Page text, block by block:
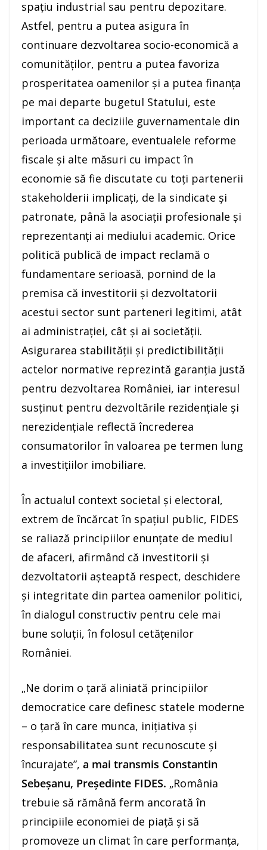
spațiu industrial sau pentru depozitare.
Astfel, pentru a putea asigura în
continuare dezvoltarea socio-economică a
comunităților, pentru a putea favoriza
prosperitatea oamenilor și a putea finanța
pe mai departe bugetul Statului, este
important ca deciziile guvernamentale din
perioada următoare, eventualele reforme
fiscale și alte măsuri cu impact în
economie să fie discutate cu toți partenerii
stakeholderii implicați, de la sindicate și
patronate, până la asociații profesionale și
reprezentanți ai mediului academic. Orice
politică publică de impact reclamă o
fundamentare serioasă, pornind de la
premisa că investitorii și dezvoltatorii
acestui sector sunt parteneri legitimi, atât
ai administrației, cât și ai societății.
Asigurarea stabilității și predictibilității
actelor normative reprezintă garanția justă
pentru dezvoltarea României, iar interesul
susținut pentru dezvoltările rezidențiale și
nerezidențiale reflectă încrederea
consumatorilor în valoarea pe termen lung
a investițiilor imobiliare.
În actualul context societal și electoral,
extrem de încărcat în spațiul public, FIDES
se raliază principiilor enunțate de mediul
de afaceri, afirmând că investitorii și
dezvoltatorii așteaptă respect, deschidere
și integritate din partea oamenilor politici,
în dialogul constructiv pentru cele mai
bune soluții, în folosul cetățenilor
României.
„Ne dorim o țară aliniată principiilor
democratice care definesc statele moderne
– o țară în care munca, inițiativa și
responsabilitatea sunt recunoscute și
încurajate”, a mai transmis Constantin
Sebeșanu, Președinte FIDES. „România
trebuie să rămână ferm ancorată în
principiile economiei de piață și să
promoveze un climat în care performanța,